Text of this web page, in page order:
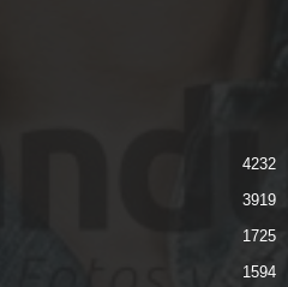
4232
3919
1725
1594